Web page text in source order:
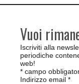
Vuoi
Iscriviti alla
periodiche
web!
* campo
Indirizzo email *